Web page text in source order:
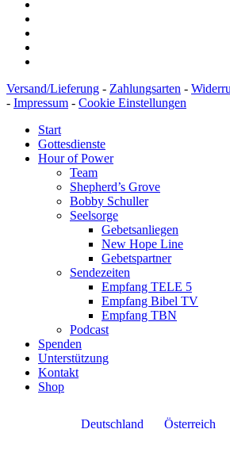
Versand/Lieferung - Zahlungsarten -
- Impressum - Cookie Einstellungen
Start
Gottesdienste
Hour of Power
Team
Shepherd’s Grove
Bobby Schuller
Seelsorge
Gebetsanliegen
New Hope Line
Gebetspartner
Sendezeiten
Empfang TELE 5
Empfang Bibel TV
Empfang TBN
Podcast
Spenden
Unterstützung
Kontakt
Shop
Deutschland Österreich